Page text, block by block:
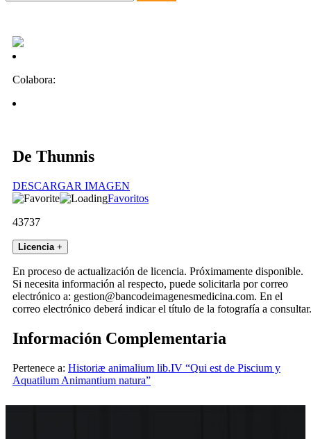
Colabora:
De Thunnis
DESCARGAR IMAGEN
Favoritos
43737
Licencia +
En proceso de actualización de licencia. Próximamente disponible.
Si necesita información al respecto, puede solicitarla por correo
electrónico a: gestion@bancodeimagenesmedicina.com. En el
correo electrónico deberá indicar el título de la fotografía a consultar.
Información Complementaria
Pertenece a: Historiæ animalium lib.IV “Qui est de Piscium y
Aquatilum Animantium natura”